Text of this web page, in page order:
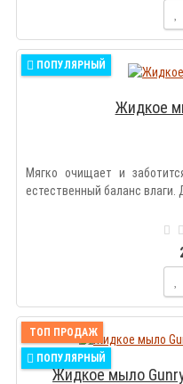
ПОПУЛЯРНЫЙ
Жидкое
Мягко очищает и
естественный баланс влаги.
ТОП ПРОДАЖ
ПОПУЛЯРНЫЙ
Жидкое мыло